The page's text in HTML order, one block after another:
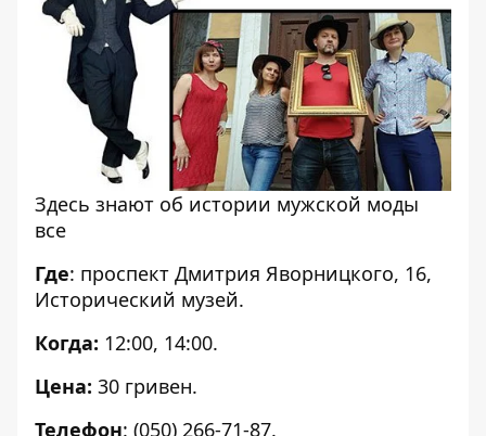
Здесь знают об истории мужской моды
все
Где: проспект Дмитрия Яворницкого, 16,
Исторический музей.
Когда: 12:00, 14:00.
Цена: 30 гривен.
Телефон: (050) 266-71-87.